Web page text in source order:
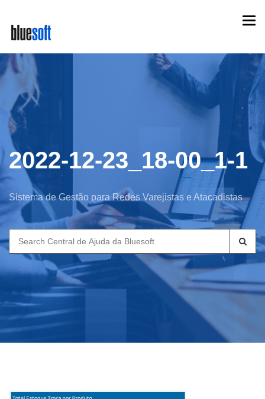
main
content
2022-12-23_18-00_1-1
Sistema de Gestão para Redes Varejistas e Atacadistas
Search
for: